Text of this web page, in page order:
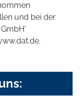
und bei der